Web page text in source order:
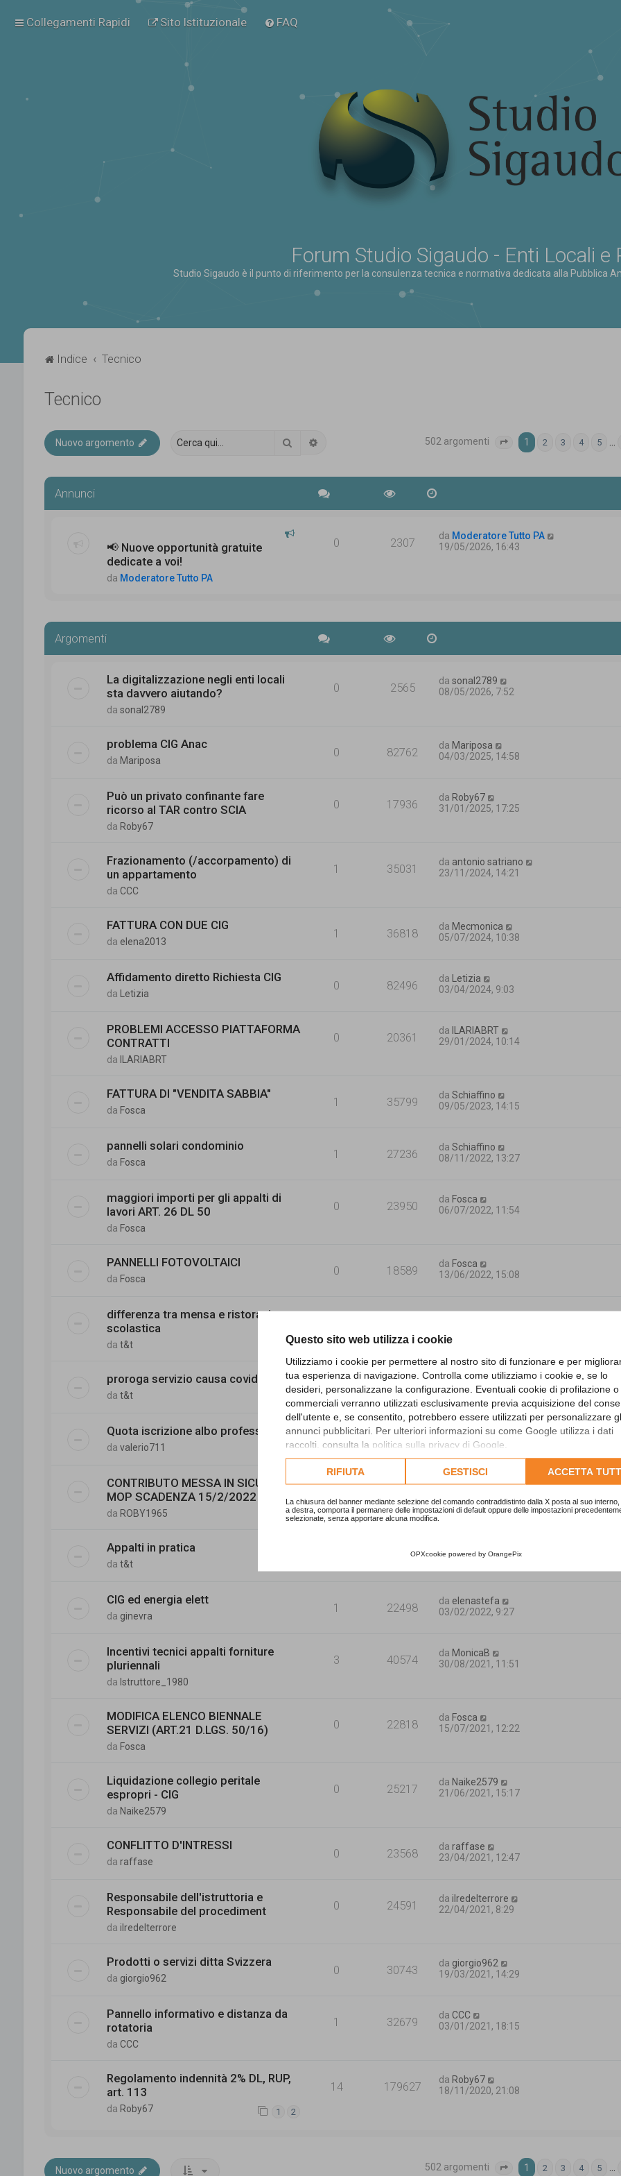
Questo sito web utilizza i cookie
Utilizziamo i cookie per permettere al nostro sito di funzionare e per
tua esperienza di navigazione. Controlla come utilizziamo i cookie e, se lo
desideri, personalizzane la configurazione. Eventuali cookie di profilazione o
commerciali verranno utilizzati esclusivamente previa acquisizione del
dell'utente e, se consentito, potrebbero essere utilizzati per personalizzare
annunci pubblicitari. Per ulteriori informazioni su come Google utilizza i dati
raccolti, consulta la politica sulla privacy di Google
Consulta l'informativa cookie completa.
RIFIUTA GESTISCI ACCETTA
La chiusura del banner mediante selezione del comando contraddistinto dalla X posta al suo interno,
a destra, comporta il permanere delle impostazioni di default oppure delle impostazioni
selezionate, senza apportare alcuna modifica.
OPXcookie powered by OrangePix
Collegamenti Rapidi Sito Istituzionale FAQ
Forum Studio Sigaudo - Enti Locali e
Studio Sigaudo è il punto di riferimento per la consulenza tecnica e normativa dedicata alla Pubblica
Indice Tecnico
Tecnico
Nuovo argomento Cerca 502 argomenti Pagina 1di 21
1 2 3 4 5
Annunci
📢 Nuove opportunità gratuite
dedicate a voi!
da Moderatore Tutto PA
0 2307 da Moderatore Tutto PA
19/05/2026, 16:43
Argomenti
La digitalizzazione negli enti locali
sta davvero aiutando?
da sonal2789
0 2565 dasonal2789
08/05/2026, 7:52
problema CIG Anac
da Mariposa
0 82762 da Mariposa
04/03/2025, 14:58
Può un privato confinante fare
ricorso al TAR contro SCIA
da Roby67
0 17936 da Roby67
31/01/2025, 17:25
Frazionamento (/accorpamento) di
un appartamento
da CCC
1 35031 da antonio satriano
23/11/2024, 14:21
FATTURA CON DUE CIG
da elena2013
1 36818 da Mecmonica
05/07/2024, 10:38
Affidamento diretto Richiesta CIG
da Letizia
0 82496 da Letizia
03/04/2024, 9:03
PROBLEMI ACCESSO PIATTAFORMA
CONTRATTI
da ILARIABRT
0 20361 da ILARIABRT
29/01/2024, 10:14
FATTURA DI "VENDITA SABBIA"
da Fosca
1 35799 daSchiaffino
09/05/2023, 14:15
pannelli solari condominio
da Fosca
1 27236 daSchiaffino
08/11/2022, 13:27
maggiori importi per gli appalti di
lavori ART. 26 DL 50
da Fosca
0 23950 da Fosca
06/07/2022, 11:54
PANNELLI FOTOVOLTAICI
da Fosca
0 18589 da Fosca
13/06/2022, 15:08
differenza tra mensa e ristorazione
scolastica
da t&t
dat&t
proroga servizio causa covid
da t&t
0 22981 dat&t
17/03/2022, 22:03
Quota iscrizione albo professionale
da valerio711
0 25728 davalerio711
16/03/2022, 9:15
CONTRIBUTO MESSA IN SICUREZZA
MOP SCADENZA 15/2/2022
da ROBY1965
dafausto65
Appalti in pratica
da t&t
24752
03/02/2022, 9:29
CIG ed energia elett
da ginevra
1 22498 da elenastefa
03/02/2022, 9:27
Incentivi tecnici appalti forniture
pluriennali
da Istruttore_1980
3 40574 da MonicaB
30/08/2021, 11:51
MODIFICA ELENCO BIENNALE
SERVIZI (ART.21 D.LGS. 50/16)
da Fosca
0 22818 da Fosca
15/07/2021, 12:22
Liquidazione collegio peritale
espropri - CIG
da Naike2579
0 25217 da Naike2579
21/06/2021, 15:17
CONFLITTO D'INTRESSI
da raffase
0 23568 da raffase
23/04/2021, 12:47
Responsabile dell'istruttoria e
Responsabile del procediment
da ilredelterrore
0 24591 da ilredelterrore
22/04/2021, 8:29
Prodotti o servizi ditta Svizzera
da giorgio962
0 30743 da giorgio962
19/03/2021, 14:29
Pannello informativo e distanza da
rotatoria
da CCC
1 32679 da CCC
03/01/2021, 18:15
Regolamento indennità 2% DL, RUP,
art. 113
da Roby67 1 2
14 179627 da Roby67
18/11/2020, 21:08
Nuovo argomento 502 argomenti Pagina 1di 21
1 2 3 4 5